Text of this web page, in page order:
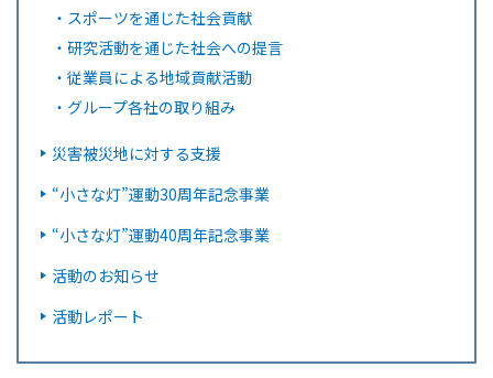
・ スポーツを通じた社会貢献
・ 研究活動を通じた社会への提言
・ 従業員による地域貢献活動
・ グループ各社の取り組み
災害被災地に対する支援
“小さな灯”運動30周年記念事業
“小さな灯”運動40周年記念事業
活動のお知らせ
活動レポート